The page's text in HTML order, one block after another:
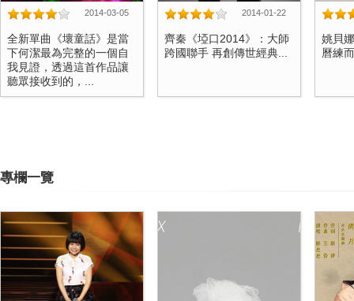
2014-03-05
全新單曲《壞童話》是當
下何潔最為完整的一個自
我見證，透過這首作品讓
聽眾接收到的，...
2014-01-22
齊秦《埡口2014》：大師
跨國聯手 再創傳世經典...
姚貝
曆練
專欄一覽